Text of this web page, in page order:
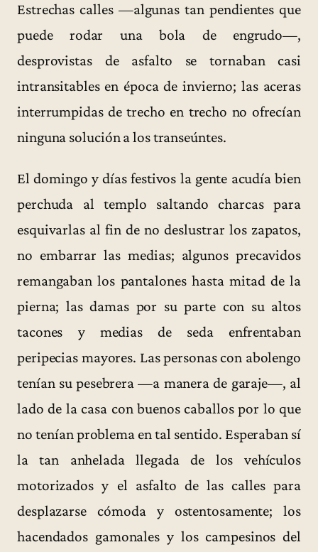
Estrechas calles —algunas tan pendientes que
puede rodar una bola de engrudo—,
desprovistas de asfalto se tornaban casi
intransitables en época de invierno; las aceras
interrumpidas de trecho en trecho no ofrecían
ninguna solución a los transeúntes.
El domingo y días festivos la gente acudía bien
perchuda al templo saltando charcas para
esquivarlas al fin de no deslustrar los zapatos,
no embarrar las medias; algunos precavidos
remangaban los pantalones hasta mitad de la
pierna; las damas por su parte con su altos
tacones y medias de seda enfrentaban
peripecias mayores. Las personas con abolengo
tenían su pesebrera —a manera de garaje—, al
lado de la casa con buenos caballos por lo que
no tenían problema en tal sentido. Esperaban sí
la tan anhelada llegada de los vehículos
motorizados y el asfalto de las calles para
desplazarse cómoda y ostentosamente; los
hacendados gamonales y los campesinos del